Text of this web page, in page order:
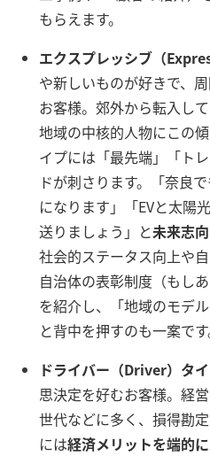
もらえます。
エクスプレッシブ（
や新しいものが好きで、
お客様。郊外から転入し
地域の中核的人物にこの
イプには「最先端」「ト
ドが刺さります。「奈良
になります」「EVと太陽
送りましょう」と未来志向
社会的ステータス向上や
自治体の表彰制度（もし
を紹介し、「地域のモデ
と背中を押すのも一案です
ドライバー（Driver）タ
思決定を好むお客様。経
世代などに多く、損得勘
には経済メリットを端的に